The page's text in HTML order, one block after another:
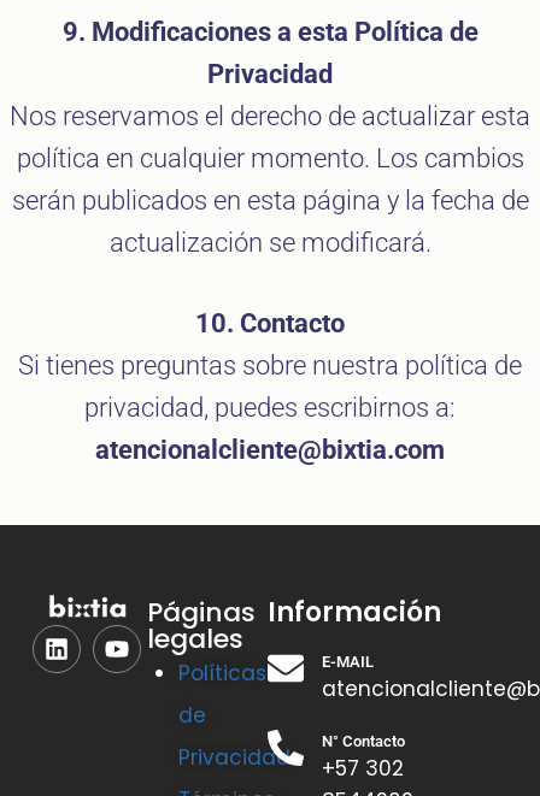
9. Modificaciones a esta Política de
Privacidad
Nos reservamos el derecho de actualizar esta
política en cualquier momento. Los cambios
serán publicados en esta página y la fecha de
actualización se modificará.
10. Contacto
Si tienes preguntas sobre nuestra política de
privacidad, puedes escribirnos a:
atencionalcliente@bixtia.com
Páginas
legales
Políticas
de
Privacidad
Información
E-MAIL
N° Contacto
+57 302